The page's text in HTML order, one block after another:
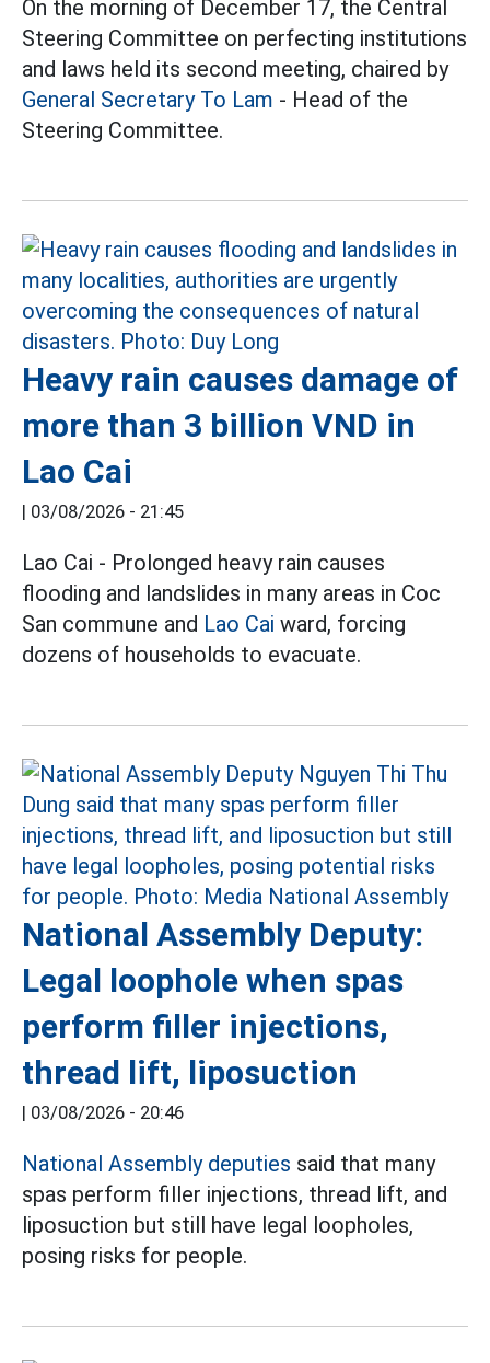
On the morning of December 17, the Central
Steering Committee on perfecting institutions
and laws held its second meeting, chaired by
General Secretary To Lam - Head of the
Steering Committee.
Heavy rain causes damage of
more than 3 billion VND in
Lao Cai
| 03/08/2026 - 21:45
Lao Cai - Prolonged heavy rain causes
flooding and landslides in many areas in Coc
San commune and Lao Cai ward, forcing
dozens of households to evacuate.
National Assembly Deputy:
Legal loophole when spas
perform filler injections,
thread lift, liposuction
| 03/08/2026 - 20:46
National Assembly deputies said that many
spas perform filler injections, thread lift, and
liposuction but still have legal loopholes,
posing risks for people.